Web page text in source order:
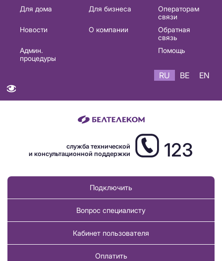
Основная
навигация
Для дома Для бизнеса
Операторам
связи
Новости
О компании
Обратная
связь
Админ.
процедуры
Помощь
RU BE EN
служба технической
и консультационной поддержки
123
Подключить
Вопрос специалисту
Кабинет пользователя
Оплатить